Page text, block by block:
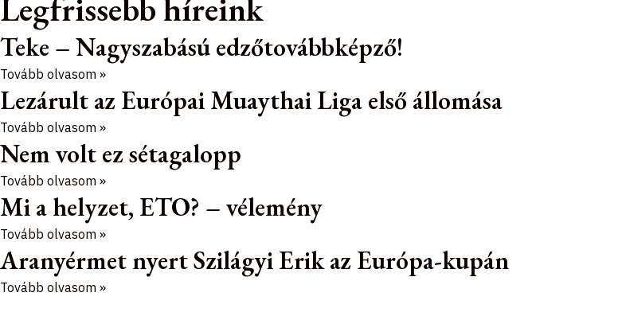
Legfrissebb híreink
Teke – Nagyszabású edzőtovábbképző!
Tovább olvasom »
Lezárult az Európai Muaythai Liga első állomása
Tovább olvasom »
Nem volt ez sétagalopp
Tovább olvasom »
Mi a helyzet, ETO? – vélemény
Tovább olvasom »
Aranyérmet nyert Szilágyi Erik az Európa-kupán
Tovább olvasom »